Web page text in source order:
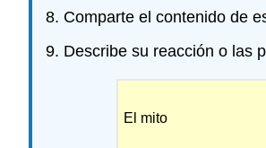
Comparte el contenido de
Describe su reacción o las
El mito